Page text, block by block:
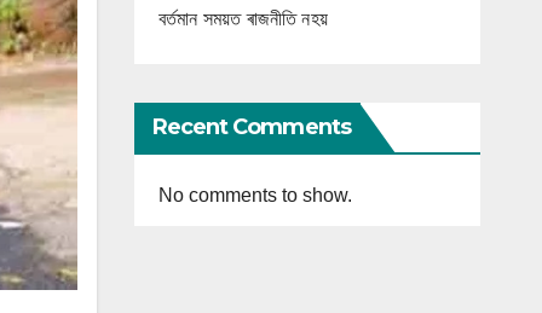
বৰ্তমান সময়ত ৰাজনীতি নহয়
Recent Comments
No comments to show.